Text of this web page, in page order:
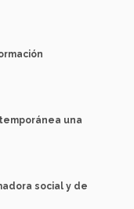
una
social y de